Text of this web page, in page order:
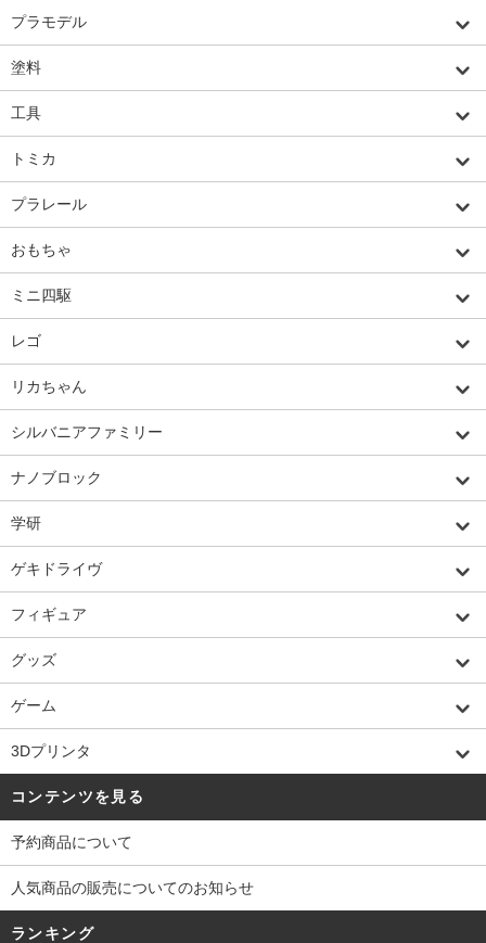
プラモデル
塗料
工具
トミカ
プラレール
おもちゃ
ミニ四駆
レゴ
リカちゃん
シルバニアファミリー
ナノブロック
学研
ゲキドライヴ
フィギュア
グッズ
ゲーム
3Dプリンタ
コンテンツを見る
予約商品について
人気商品の販売についてのお知らせ
ランキング